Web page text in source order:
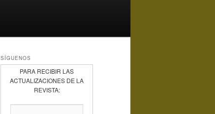
SÍGUENOS
PARA RECIBIR LAS
ACTUALIZACIONES DE LA
REVISTA: